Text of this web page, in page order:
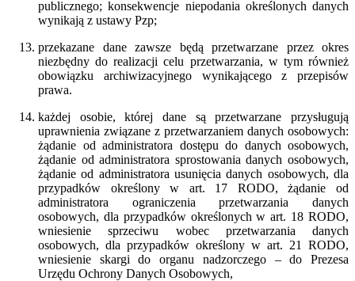
publicznego; konsekwencje niepodania określonych danych
wynikają z ustawy Pzp;
przekazane dane zawsze będą przetwarzane przez okres
niezbędny do realizacji celu przetwarzania, w tym również
obowiązku archiwizacyjnego wynikającego z przepisów
prawa.
każdej osobie, której dane są przetwarzane przysługują
uprawnienia związane z przetwarzaniem danych osobowych:
żądanie od administratora dostępu do danych osobowych,
żądanie od administratora sprostowania danych osobowych,
żądanie od administratora usunięcia danych osobowych, dla
przypadków określony w art. 17 RODO, żądanie od
administratora ograniczenia przetwarzania danych
osobowych, dla przypadków określonych w art. 18 RODO,
wniesienie sprzeciwu wobec przetwarzania danych
osobowych, dla przypadków określony w art. 21 RODO,
wniesienie skargi do organu nadzorczego – do Prezesa
Urzędu Ochrony Danych Osobowych,